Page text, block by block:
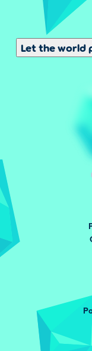
Let the world